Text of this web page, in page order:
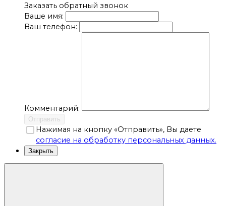
Заказать обратный звонок
Ваше имя:
Ваш телефон:
Комментарий:
Отправить
Нажимая на кнопку «Отправить», Вы даете
согласие на обработку персональных данных.
Закрыть